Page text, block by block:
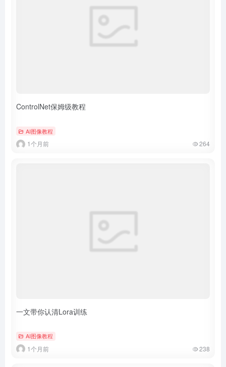
ControlNet保姆级教程
AI图像教程
1个月前 264
一文带你认清Lora训练
AI图像教程
1个月前 238